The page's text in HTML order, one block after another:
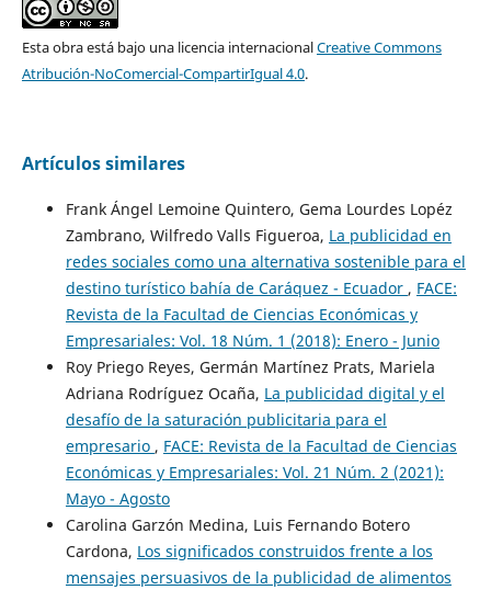
Esta obra está bajo una licencia internacionalCreative Commons
Atribución-NoComercial-CompartirIgual 4.0.
Artículos similares
Frank Ángel Lemoine Quintero, Gema Lourdes Lopéz
Zambrano, Wilfredo Valls Figueroa, La publicidad en
redes sociales como una alternativa sostenible para el
destino turístico bahía de Caráquez - Ecuador , FACE:
Revista de la Facultad de Ciencias Económicas y
Empresariales: Vol. 18 Núm. 1 (2018): Enero - Junio
Roy Priego Reyes, Germán Martínez Prats, Mariela
Adriana Rodríguez Ocaña, La publicidad digital y el
desafío de la saturación publicitaria para el
empresario , FACE: Revista de la Facultad de Ciencias
Económicas y Empresariales: Vol. 21 Núm. 2 (2021):
Mayo - Agosto
Carolina Garzón Medina, Luis Fernando Botero
Cardona, Los significados construidos frente a los
mensajes persuasivos de la publicidad de alimentos